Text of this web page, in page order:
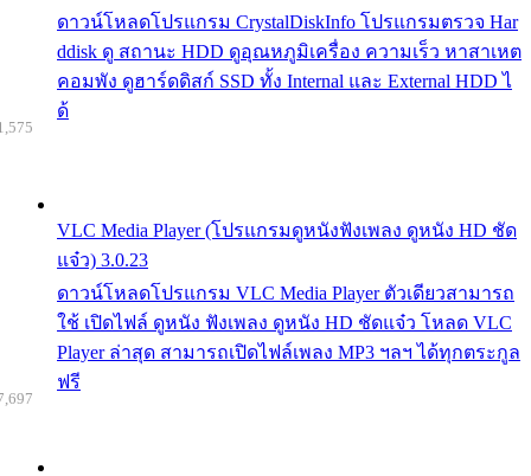
ดาวน์โหลดโปรแกรม CrystalDiskInfo โปรแกรมตรวจ Har
ddisk ดู สถานะ HDD ดูอุณหภูมิเครื่อง ความเร็ว หาสาเหต
คอมพัง ดูฮาร์ดดิสก์ SSD ทั้ง Internal และ External HDD ไ
ด้
VLC Media Player (โปรแกรมดูหนังฟังเพลง ดูหนัง HD ชัด
แจ๋ว) 3.0.23
ดาวน์โหลดโปรแกรม VLC Media Player ตัวเดียวสามารถ
ใช้ เปิดไฟล์ ดูหนัง ฟังเพลง ดูหนัง HD ชัดแจ๋ว โหลด VLC
Player ล่าสุด สามารถเปิดไฟล์เพลง MP3 ฯลฯ ได้ทุกตระกูล
ฟรี